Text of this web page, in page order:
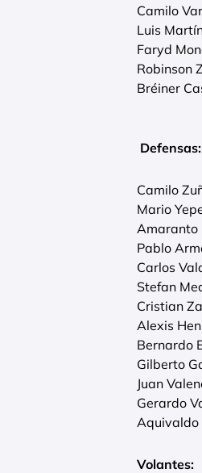
Camilo
Luis
Faryd
Robinson
Bréiner
Defensas:
Camilo
Mario
Amaranto
Pablo
Carlos
Stefan
Cristian
Alexis
Bernardo
Gilberto
Juan
Gerardo
Aquivaldo
Volantes: